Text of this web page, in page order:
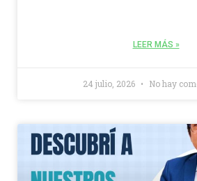
LEER MÁS »
24 julio, 2026 No hay